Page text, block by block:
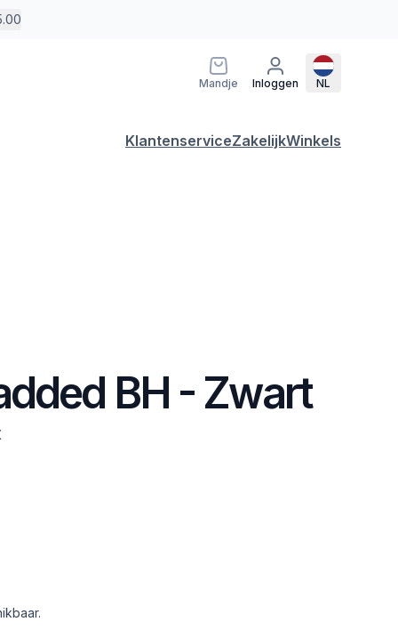
Mandje Inloggen NL
KlantenserviceZakelijkWinkels
BH - Zwart